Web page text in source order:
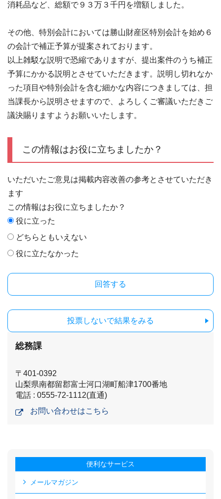
消耗品など、総額で９３万３千円を増額しました。
その他、特別会計においては勝山財産区特別会計を始め６
の会計で補正予算が提案されております。
以上雑駁な説明で恐縮でありますが、提出案件のうち補正
予算にかかる説明とさせていただきます。説明し切れなか
った項目や特別会計を含む細かな内容につきましては、担
当課長から説明させますので、よろしくご審議いただきご
議決賜りますようお願いいたします。
この情報はお役に立ちましたか？
いただいたご意見は掲載内容改善の参考とさせていただき
ます
この情報はお役に立ちましたか？
役に立った
どちらともいえない
役に立たなかった
投票しないで結果をみる
総務課
〒401-0392
山梨県南都留郡富士河口湖町船津1700番地
電話 : 0555-72-1112(直通)
お問い合わせはこちら
便利なサービス
メールマガジン